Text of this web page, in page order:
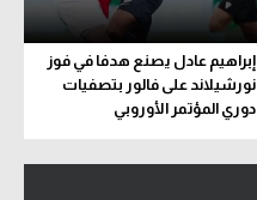
إبراهيم عادل يصنع هدفا في فوز
نورشيلاند على فالور بتصفيات
دوري المؤتمر الأوروبي